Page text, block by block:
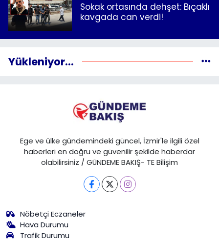
Sokak ortasında dehşet: Bıçaklı
kavgada can verdi!
Yükleniyor...
Ege ve ülke gündemindeki güncel, İzmir'le ilgili özel
haberleri en doğru ve güvenilir şekilde haberdar
olabilirsiniz / GÜNDEME BAKIŞ- TE Bilişim
Nöbetçi Eczaneler
Hava Durumu
Trafik Durumu